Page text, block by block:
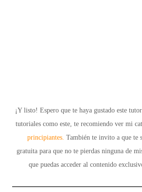
¡Y listo! Espero que te haya gustado este
tutoriales como este, te recomiendo ver mi
principiantes. También te invito a que te
gratuita para que no te pierdas ninguna de
que puedas acceder al contenido